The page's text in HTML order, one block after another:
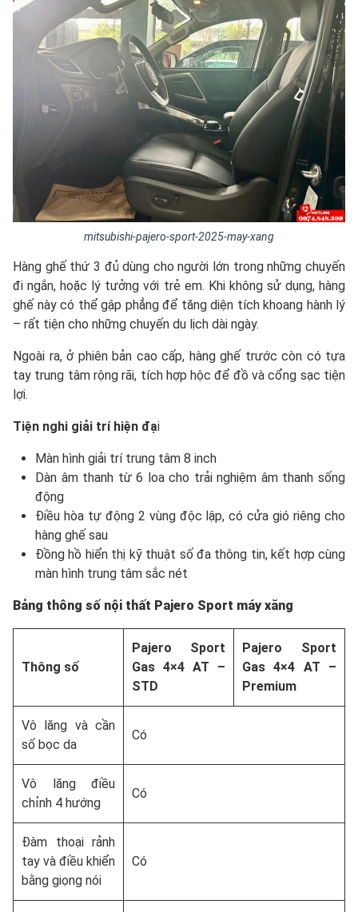
mitsubishi-pajero-sport-2025-may-xang
Hàng ghế thứ 3 đủ dùng cho người lớn trong những chuyến
đi ngắn, hoặc lý tưởng với trẻ em. Khi không sử dụng, hàng
ghế này có thể gập phẳng để tăng diện tích khoang hành lý
– rất tiện cho những chuyến du lịch dài ngày.
Ngoài ra, ở phiên bản cao cấp, hàng ghế trước còn có tựa
tay trung tâm rộng rãi, tích hợp hộc để đồ và cổng sạc tiện
lợi.
Tiện nghi giải trí hiện đại
Màn hình giải trí trung tâm 8 inch
Dàn âm thanh từ 6 loa cho trải nghiệm âm thanh sống
động
Điều hòa tự động 2 vùng độc lập, có cửa gió riêng cho
hàng ghế sau
Đồng hồ hiển thị kỹ thuật số đa thông tin, kết hợp cùng
màn hình trung tâm sắc nét
Bảng thông số nội thất Pajero Sport máy xăng
Thông số
Pajero Sport
Gas 4×4 AT –
STD
Pajero Sport
Gas 4×4 AT –
Premium
Vô lăng và cần
số bọc da
Có
Vô lăng điều
chỉnh 4 hướng
Có
Đàm thoại rảnh
tay và điều khiển
bằng giọng nói
Có